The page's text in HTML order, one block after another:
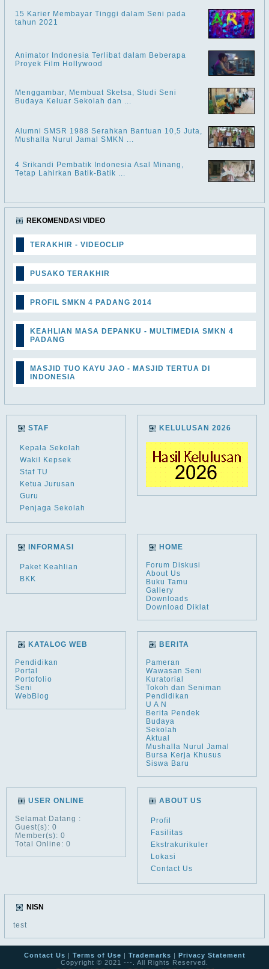
15 Karier Membayar Tinggi dalam Seni pada
tahun 2021
Animator Indonesia Terlibat dalam Beberapa
Proyek Film Hollywood
Menggambar, Membuat Sketsa, Studi Seni
Budaya Keluar Sekolah dan ...
Alumni SMSR 1988 Serahkan Bantuan 10,5 Juta,
Mushalla Nurul Jamal SMKN ...
4 Srikandi Pembatik Indonesia Asal Minang,
Tetap Lahirkan Batik-Batik ...
REKOMENDASI VIDEO
TERAKHIR - VIDEOCLIP
PUSAKO TERAKHIR
PROFIL SMKN 4 PADANG 2014
KEAHLIAN MASA DEPANKU - MULTIMEDIA SMKN 4
PADANG
MASJID TUO KAYU JAO - MASJID TERTUA DI
INDONESIA
STAF
Kepala Sekolah
Wakil Kepsek
Staf TU
Ketua Jurusan
Guru
Penjaga Sekolah
KELULUSAN 2026
INFORMASI
Paket Keahlian
BKK
HOME
Forum Diskusi
About Us
Buku Tamu
Gallery
Downloads
Download Diklat
KATALOG WEB
Pendidikan
Portal
Portofolio
Seni
WebBlog
BERITA
Pameran
Wawasan Seni
Kuratorial
Tokoh dan Seniman
Pendidikan
U A N
Berita Pendek
Budaya
Sekolah
Aktual
Mushalla Nurul Jamal
Bursa Kerja Khusus
Siswa Baru
USER ONLINE
Selamat Datang :
Guest(s): 0
Member(s): 0
Total Online: 0
ABOUT US
Profil
Fasilitas
Ekstrakurikuler
Lokasi
Contact Us
NISN
test
Contact Us | Terms of Use | Trademarks | Privacy Statement
Copyright © 2021 ---. All Rights Reserved.